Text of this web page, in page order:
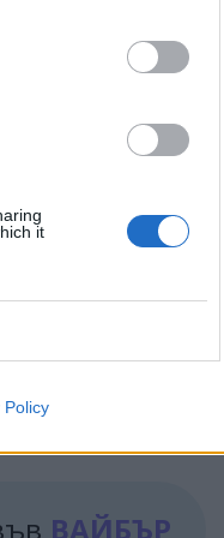
it
Policy
Може би
че тя не става
така че не
като ресурсите
ВАЙБЪР